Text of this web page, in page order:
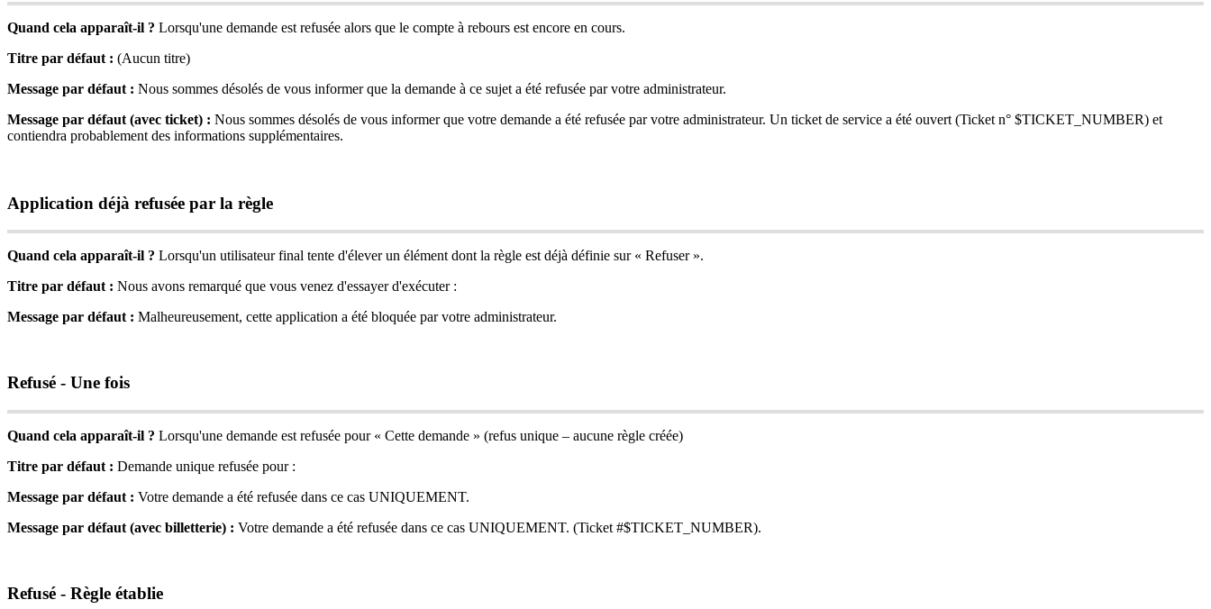
Quand cela apparaît-il ? Lorsqu'une demande est refusée alors que le compte à rebours est encore en cours.
Titre par défaut : (Aucun titre)
Message par défaut : Nous sommes désolés de vous informer que la demande à ce sujet a été refusée par votre administrateur.
Message par défaut (avec ticket) : Nous sommes désolés de vous informer que votre demande a été refusée par votre administrateur. Un ticket de service a été ouvert (Ticket n° $TICKET_NUMBER) et
contiendra probablement des informations supplémentaires.
Application déjà refusée par la règle
Quand cela apparaît-il ? Lorsqu'un utilisateur final tente d'élever un élément dont la règle est déjà définie sur « Refuser ».
Titre par défaut : Nous avons remarqué que vous venez d'essayer d'exécuter :
Message par défaut : Malheureusement, cette application a été bloquée par votre administrateur.
Refusé - Une fois
Quand cela apparaît-il ? Lorsqu'une demande est refusée pour « Cette demande » (refus unique – aucune règle créée)
Titre par défaut : Demande unique refusée pour :
Message par défaut : Votre demande a été refusée dans ce cas UNIQUEMENT.
Message par défaut (avec billetterie) : Votre demande a été refusée dans ce cas UNIQUEMENT. (Ticket #$TICKET_NUMBER).
Refusé - Règle établie